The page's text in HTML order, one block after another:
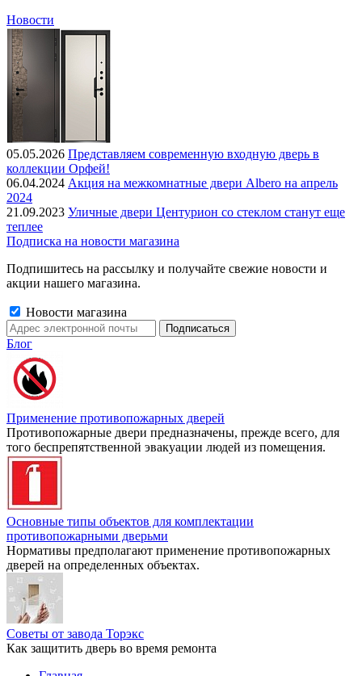
Новости
05.05.2026 Представляем современную входную дверь в
коллекции Орфей!
06.04.2024 Акция на межкомнатные двери Albero на апрель
2024
21.09.2023 Уличные двери Центурион со стеклом станут еще
теплее
Подписка на новости магазина
Подпишитесь на рассылку и получайте свежие новости и
акции нашего магазина.
Новости магазина
Блог
Применение противопожарных дверей
Противопожарные двери предназначены, прежде всего, для
того беспрепятственной эвакуации людей из помещения.
Основные типы объектов для комплектации
противопожарными дверьми
Нормативы предполагают применение противопожарных
дверей на определенных объектах.
Советы от завода Торэкс
Как защитить дверь во время ремонта